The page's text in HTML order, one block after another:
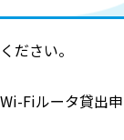
ださい。
Fiルータ貸出